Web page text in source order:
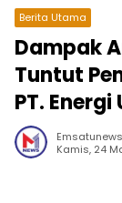
Berita Utama
Dampak
Tuntut
PT.
Kamis, 24